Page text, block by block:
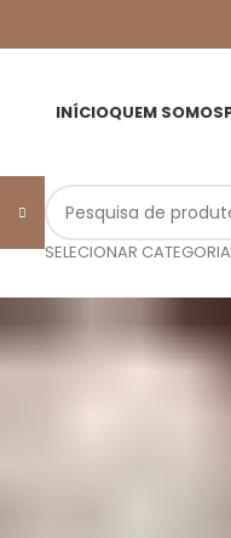
INÍCIOQUEM SOMOS
SELECIONAR CATEGORIA